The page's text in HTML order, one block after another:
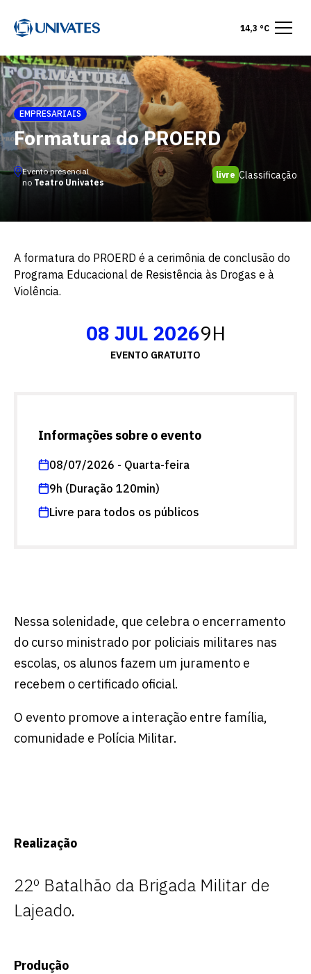
14,3 °C
EMPRESARIAIS
Formatura do PROERD
Evento presencial
no Teatro Univates
livre Classificação
A formatura do PROERD é a cerimônia de conclusão do
Programa Educacional de Resistência às Drogas e à
Violência.
08 JUL 20269H
EVENTO GRATUITO
Nessa solenidade, que celebra o encerramento
do curso ministrado por policiais militares nas
escolas, os alunos fazem um juramento e
recebem o certificado oficial.
O evento promove a interação entre família,
comunidade e Polícia Militar.
Realização
22º Batalhão da Brigada Militar de
Lajeado.
Produção
Informações sobre o evento
08/07/2026 - Quarta-feira
9h (Duração 120min)
Livre para todos os públicos